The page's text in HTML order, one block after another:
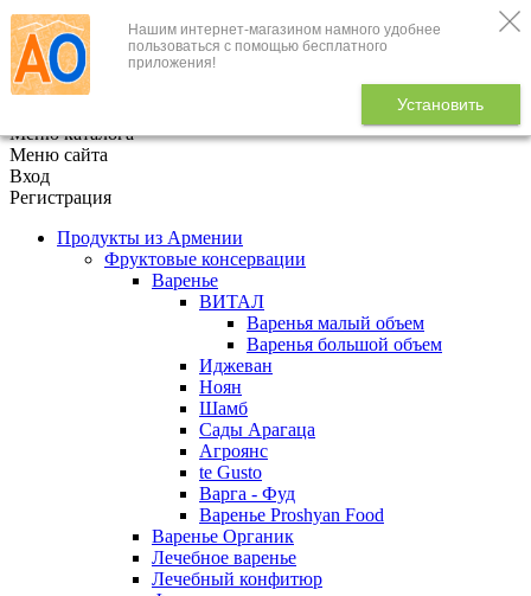
Нашим интернет-магазином намного удобнее
пользоваться с помощью бесплатного
приложения!
Установить
+7 (495) 646-888-1
В корзине
Меню каталога
Меню сайта
Вход
Регистрация
Продукты из Армении
Фруктовые консервации
Варенье
ВИТАЛ
Варенья малый объем
Варенья большой объем
Иджеван
Ноян
Шамб
Сады Арагаца
Агроянс
te Gusto
Варга - Фуд
Варенье Proshyan Food
Варенье Органик
Лечебное варенье
Лечебный конфитюр